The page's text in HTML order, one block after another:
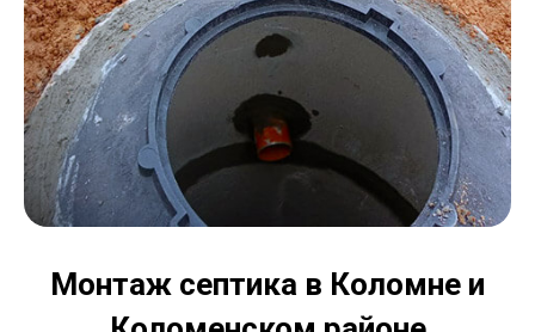
Монтаж септика в Коломне и